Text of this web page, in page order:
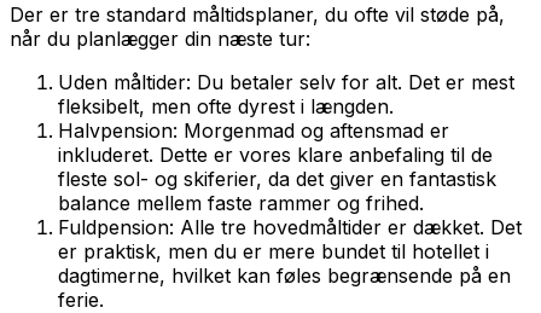
Der er tre standard måltidsplaner, du ofte vil støde på,
når du planlægger din næste tur:
Uden måltider: Du betaler selv for alt. Det er mest
fleksibelt, men ofte dyrest i længden.
Halvpension: Morgenmad og aftensmad er
inkluderet. Dette er vores klare anbefaling til de
fleste sol- og skiferier, da det giver en fantastisk
balance mellem faste rammer og frihed.
Fuldpension: Alle tre hovedmåltider er dækket. Det
er praktisk, men du er mere bundet til hotellet i
dagtimerne, hvilket kan føles begrænsende på en
ferie.